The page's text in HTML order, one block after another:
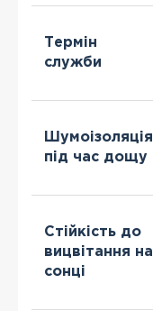
Термін
служби
Шумоізоляція
під час дощу
Стійкість до
вицвітання на
сонці